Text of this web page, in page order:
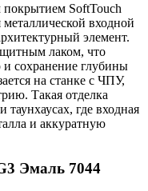
SoftTouch
входной
элемент.
лаком, что
и сохранение глубины
на станке с ЧПУ,
Такая отделка
где входная
и аккуратную
Эмаль 7044